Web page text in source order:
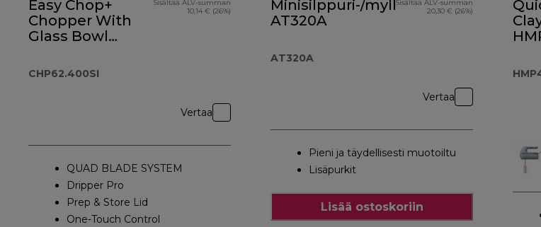
Easy Chop+
Chopper With
Glass Bowl
CHP62.400SI
Sisältää ALV-summan
10,14 € (26%)
Vertaa
QUAD BLADE SYSTEM
Dripper Pro
Prep & Store Lid
One-Touch Control
Minisilppuri-/myllylisäosa
AT320A
AT320A
Sisältää ALV-summan
20,30 € (26%)
Vertaa
Pieni ja täydellisesti muotoiltu
Lisäpurkit
Lisää ostoskoriin